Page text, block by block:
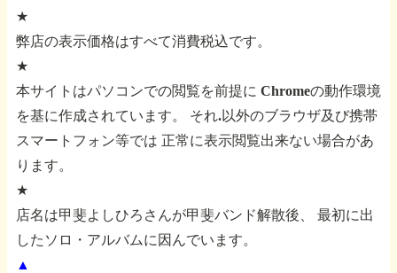
★
弊店の表示価格はすべて消費税込です。
★
本サイトはパソコンでの閲覧を前提に Chromeの動作環境
を基に作成されています。
それ.以外のブラウザ及び携帯
スマートフォン等では 正常に表示閲覧出来ない場合があ
ります。
★
店名は甲斐よしひろさんが甲斐バンド解散後、
最初に出
したソロ・アルバムに因んでいます。
▲